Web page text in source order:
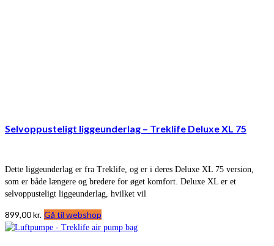
Selvoppusteligt liggeunderlag – Treklife Deluxe XL 75
Dette liggeunderlag er fra Treklife, og er i deres Deluxe XL 75 version,
som er både længere og bredere for øget komfort. Deluxe XL er et
selvoppusteligt liggeunderlag, hvilket vil
899,00kr. Gå til webshop